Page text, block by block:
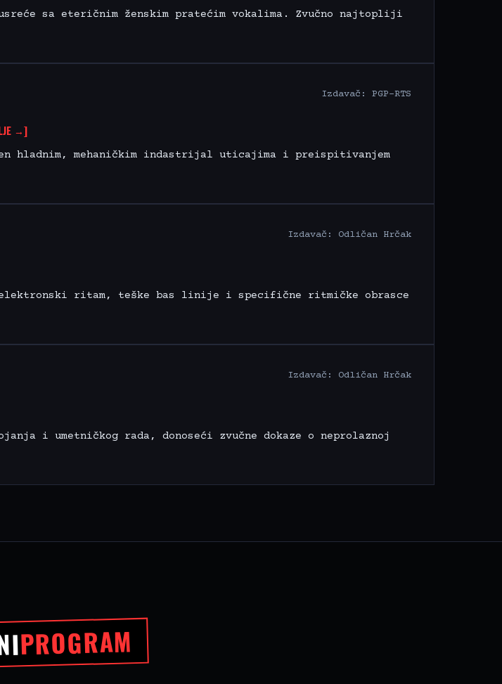
sa eteričnim ženskim pratećim vokalima. Zvučno najtopliji
Izdavač: PGP-RTS
→]
hladnim, mehaničkim indastrijal uticajima i preispitivanjem
Izdavač: Odličan Hrčak
ritam, teške bas linije i specifične ritmičke obrasce
Izdavač: Odličan Hrčak
i umetničkog rada, donoseći zvučne dokaze o neprolaznoj
PROGRAM